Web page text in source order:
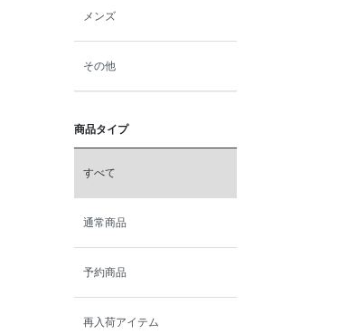
メンズ
その他
商品タイプ
すべて
通常商品
予約商品
再入荷アイテム